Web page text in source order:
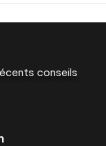
conseils